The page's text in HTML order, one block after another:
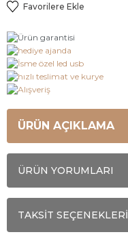
ÜRÜN AÇIKLAMA
ÜRÜN YORUMLARI
TAKSİT SEÇENEKLERİ